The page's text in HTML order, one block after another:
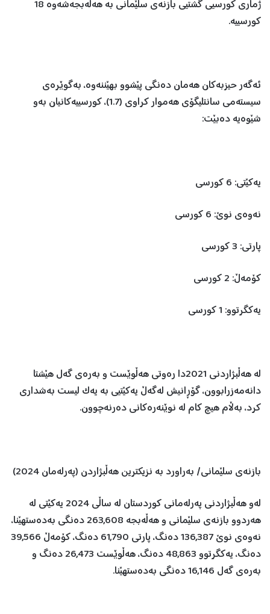
ژماری کورسیی گشتیی بازنەی سلێمانی بە هەڵەبجەشەوە 18
کورسییە.
ئەگەر حیزبەکان هەمان دەنگی پێشوو بهێننەوە، بەگوێرەی
سیستەمی سانتلیگۆی هەموار کراوی (1.7)، کورسییەکانیان بەو
شێوەیە دەبێت:
یەکێتی: 6 کورسی
نەوەی نوێ: 6 کورسی
پارتی: 3 کورسی
کۆمەڵ: 2 کورسی
یەکگرتوو: 1 کورسی
لە هەڵبژاردنی 2021دا رەوتی هەڵوێست و بەرەی گەل هێشتا
دانەمەزرابوون، گۆڕانیش لەگەڵ یەکێتیی بە یەک لیست بەشداری
کرد، بەڵام هیچ کام لە نوێنەرەکانی دەرنەچوون.
بازنەی سلێمانی/ بەراورد بە نزیکترین هەڵبژاردن (پەرلەمان 2024)
لەو هەڵبژاردنی پەرلەمانی کوردستان لە ساڵی 2024 یەکێتی لە
هەردوو بازنەی سلێمانی و هەڵەبجە 263,608 دەنگی بەدەستهێنا،
نەوەی نوێ 136,387 دەنگ، پارتی 61,790 دەنگ، کۆمەڵ 39,566
دەنگ، یەکگرتوو 48,863 دەنگ، هەڵوێست 26,473 دەنگ و
بەرەی گەل 16,146 دەنگی بەدەستهێنا.